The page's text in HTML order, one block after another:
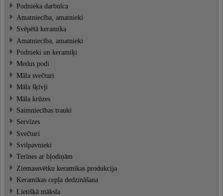
Podnieka darbnīca
Amatniecība, amatnieki
Svēpētā keramika
Amatniecība, amatnieki
Podnieki un keramiķi
Medus podi
Māla svečturi
Māla šķīvji
Māla krūzes
Saimniecības trauki
Servīzes
Svečturi
Svilpavnieki
Terīnes ar bļodiņām
Ziemassvētku keramikas produkcija
Keramikas cepļa dedzināšana
Lietišķā māksla